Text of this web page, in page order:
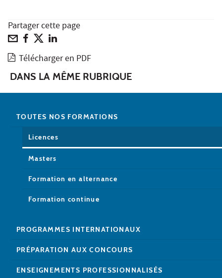
Partager cette page
Télécharger en PDF
DANS LA MÊME RUBRIQUE
TOUTES NOS FORMATIONS
Licences
Masters
Formation en alternance
Formation continue
PROGRAMMES INTERNATIONAUX
PRÉPARATION AUX CONCOURS
ENSEIGNEMENTS PROFESSIONNALISÉS